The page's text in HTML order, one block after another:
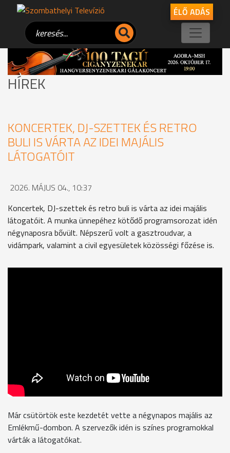
ÉLŐ ADÁS
HÍREK
KONCERTEK, DJ-SZETTEK ÉS RETRO
BULI IS VÁRTA AZ IDEI MAJÁLIS
LÁTOGATÓIT
2026. MÁJUS 04., 10:37
Koncertek, DJ-szettek és retro buli is várta az idei majális
látogatóit. A munka ünnepéhez kötődő programsorozat idén
négynaposra bővült. Népszerű volt a gasztroudvar, a
vidámpark, valamint a civil egyesületek közösségi főzése is.
Már csütörtök este kezdetét vette a négynapos majális az
Emlékmű-dombon. A szervezők idén is színes programokkal
várták a látogatókat.